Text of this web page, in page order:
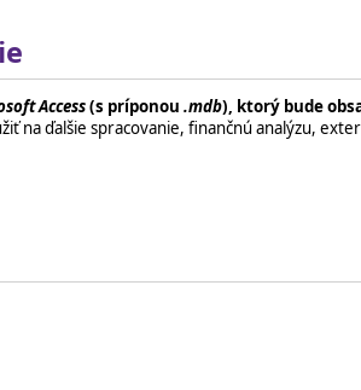
Access(s príponou .mdb), ktorý bude
ďalšie spracovanie, finančnú analýzu,